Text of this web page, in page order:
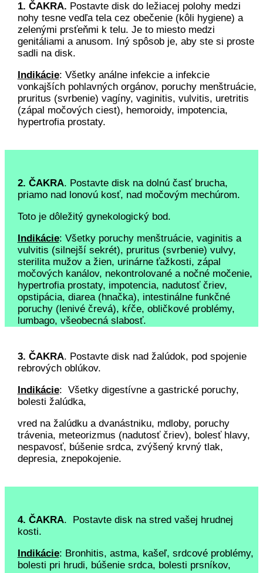
1. ČAKRA. Postavte disk do ležiacej polohy medzi
nohy tesne vedľa tela cez obečenie (kôli hygiene) a
zelenými prsťeňmi k telu. Je to miesto medzi
genitáliami a anusom. Iný spôsob je, aby ste si proste
sadli na disk.
Indikácie: Všetky análne infekcie a infekcie
vonkajších pohlavných orgánov, poruchy menštruácie,
pruritus (svrbenie) vagíny, vaginitis, vulvitis, uretritis
(zápal močových ciest), hemoroidy, impotencia,
hypertrofia prostaty.
2. ČAKRA. Postavte disk na dolnú časť brucha,
priamo nad lonovú kosť, nad močovým mechúrom.
Toto je dôležitý gynekologický bod.
Indikácie: Všetky poruchy menštruácie, vaginitis a
vulvitis (silnejší sekrét), pruritus (svrbenie) vulvy,
sterilita mužov a žien, urinárne ťažkosti, zápal
močových kanálov, nekontrolované a nočné močenie,
hypertrofia prostaty, impotencia, nadutosť čriev,
opstipácia, diarea (hnačka), intestinálne funkčné
poruchy (lenivé črevá), kŕče, obličkové problémy,
lumbago, všeobecná slabosť.
3. ČAKRA. Postavte disk nad žalúdok, pod spojenie
rebrových oblúkov.
Indikácie: Všetky digestívne a gastrické poruchy,
bolesti žalúdka,
vred na žalúdku a dvanástniku, mdloby, poruchy
trávenia, meteorizmus (nadutosť čriev), bolesť hlavy,
nespavosť, búšenie srdca, zvýšený krvný tlak,
depresia, znepokojenie.
4. ČAKRA. Postavte disk na stred vašej hrudnej
kosti.
Indikácie: Bronhitis, astma, kašeľ, srdcové problémy,
bolesti pri hrudi, búšenie srdca, bolesti prsníkov,